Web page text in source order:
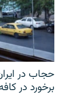
حجاب در
برخورد در